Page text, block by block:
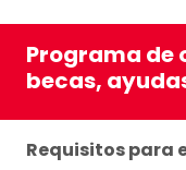
Programa de
becas,
Requisitos para